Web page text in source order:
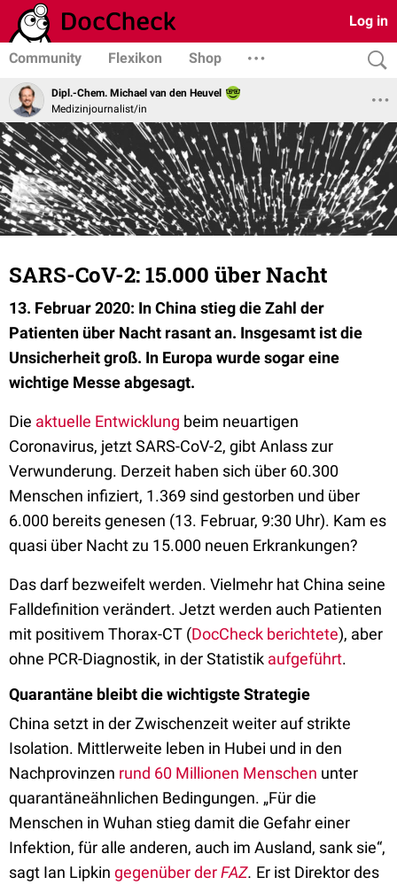
Log in
Community Flexikon Shop
Dipl.-Chem. Michael van den Heuvel
Medizinjournalist/in
SARS-CoV-2: 15.000 über Nacht
13. Februar 2020: In China stieg die Zahl der
Patienten über Nacht rasant an. Insgesamt ist die
Unsicherheit groß. In Europa wurde sogar eine
wichtige Messe abgesagt.
Die aktuelle Entwicklung beim neuartigen
Coronavirus, jetzt SARS-CoV-2, gibt Anlass zur
Verwunderung. Derzeit haben sich über 60.300
Menschen infiziert, 1.369 sind gestorben und über
6.000 bereits genesen (13. Februar, 9:30 Uhr). Kam es
quasi über Nacht zu 15.000 neuen Erkrankungen?
Das darf bezweifelt werden. Vielmehr hat China seine
Falldefinition verändert. Jetzt werden auch Patienten
mit positivem Thorax-CT (DocCheck berichtete), aber
ohne PCR-Diagnostik, in der Statistik aufgeführt.
Quarantäne bleibt die wichtigste Strategie
China setzt in der Zwischenzeit weiter auf strikte
Isolation. Mittlerweite leben in Hubei und in den
Nachprovinzen rund 60 Millionen Menschen unter
quarantäneähnlichen Bedingungen. „Für die
Menschen in Wuhan stieg damit die Gefahr einer
Infektion, für alle anderen, auch im Ausland, sank sie“,
sagt Ian Lipkin gegenüber derFAZ. Er ist Direktor des